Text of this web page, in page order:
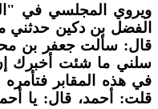
المجلسي في
بن دكين حدثني
سألت جعفر بن محمد
ما شئت أخبرك إن
هذه المقابر فتأمره
أحمد، قال: يا